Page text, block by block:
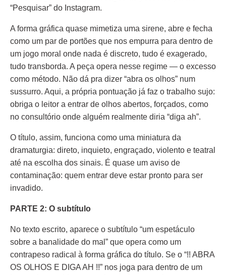
“Pesquisar” do Instagram.
A forma gráfica quase mimetiza uma sirene, abre e fecha
como um par de portões que nos empurra para dentro de
um jogo moral onde nada é discreto, tudo é exagerado,
tudo transborda. A peça opera nesse regime — o excesso
como método. Não dá pra dizer “abra os olhos” num
sussurro. Aqui, a própria pontuação já faz o trabalho sujo:
obriga o leitor a entrar de olhos abertos, forçados, como
no consultório onde alguém realmente diria “diga ah”.
O título, assim, funciona como uma miniatura da
dramaturgia: direto, inquieto, engraçado, violento e teatral
até na escolha dos sinais. É quase um aviso de
contaminação: quem entrar deve estar pronto para ser
invadido.
PARTE 2: O subtítulo
No texto escrito, aparece o subtítulo “um espetáculo
sobre a banalidade do mal” que opera como um
contrapeso radical à forma gráfica do título. Se o “!! ABRA
OS OLHOS E DIGA AH !!” nos joga para dentro de um